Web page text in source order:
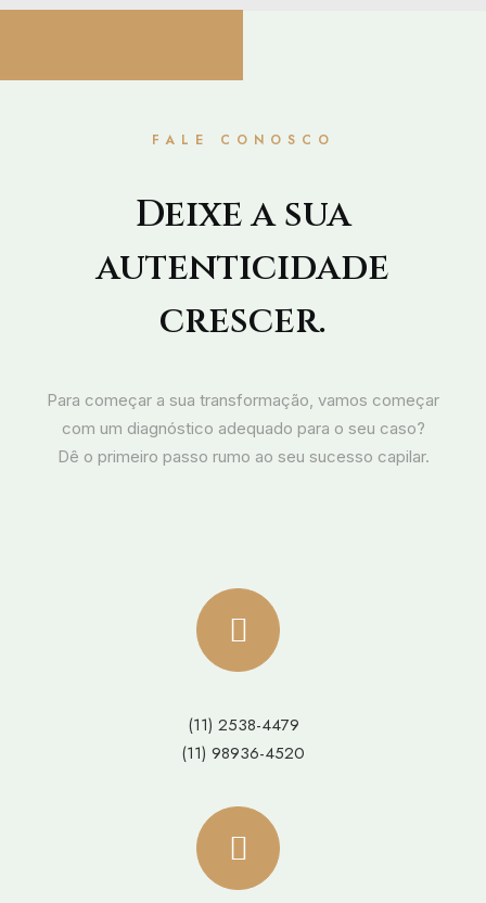
09/09/2025
FALE CONOSCO
Deixe a sua
autenticidade
crescer.
Para começar a sua transformação, vamos começar
com um diagnóstico adequado para o seu caso?
Dê o primeiro passo rumo ao seu sucesso capilar.
(11) 2538-4479
(11) 98936-4520